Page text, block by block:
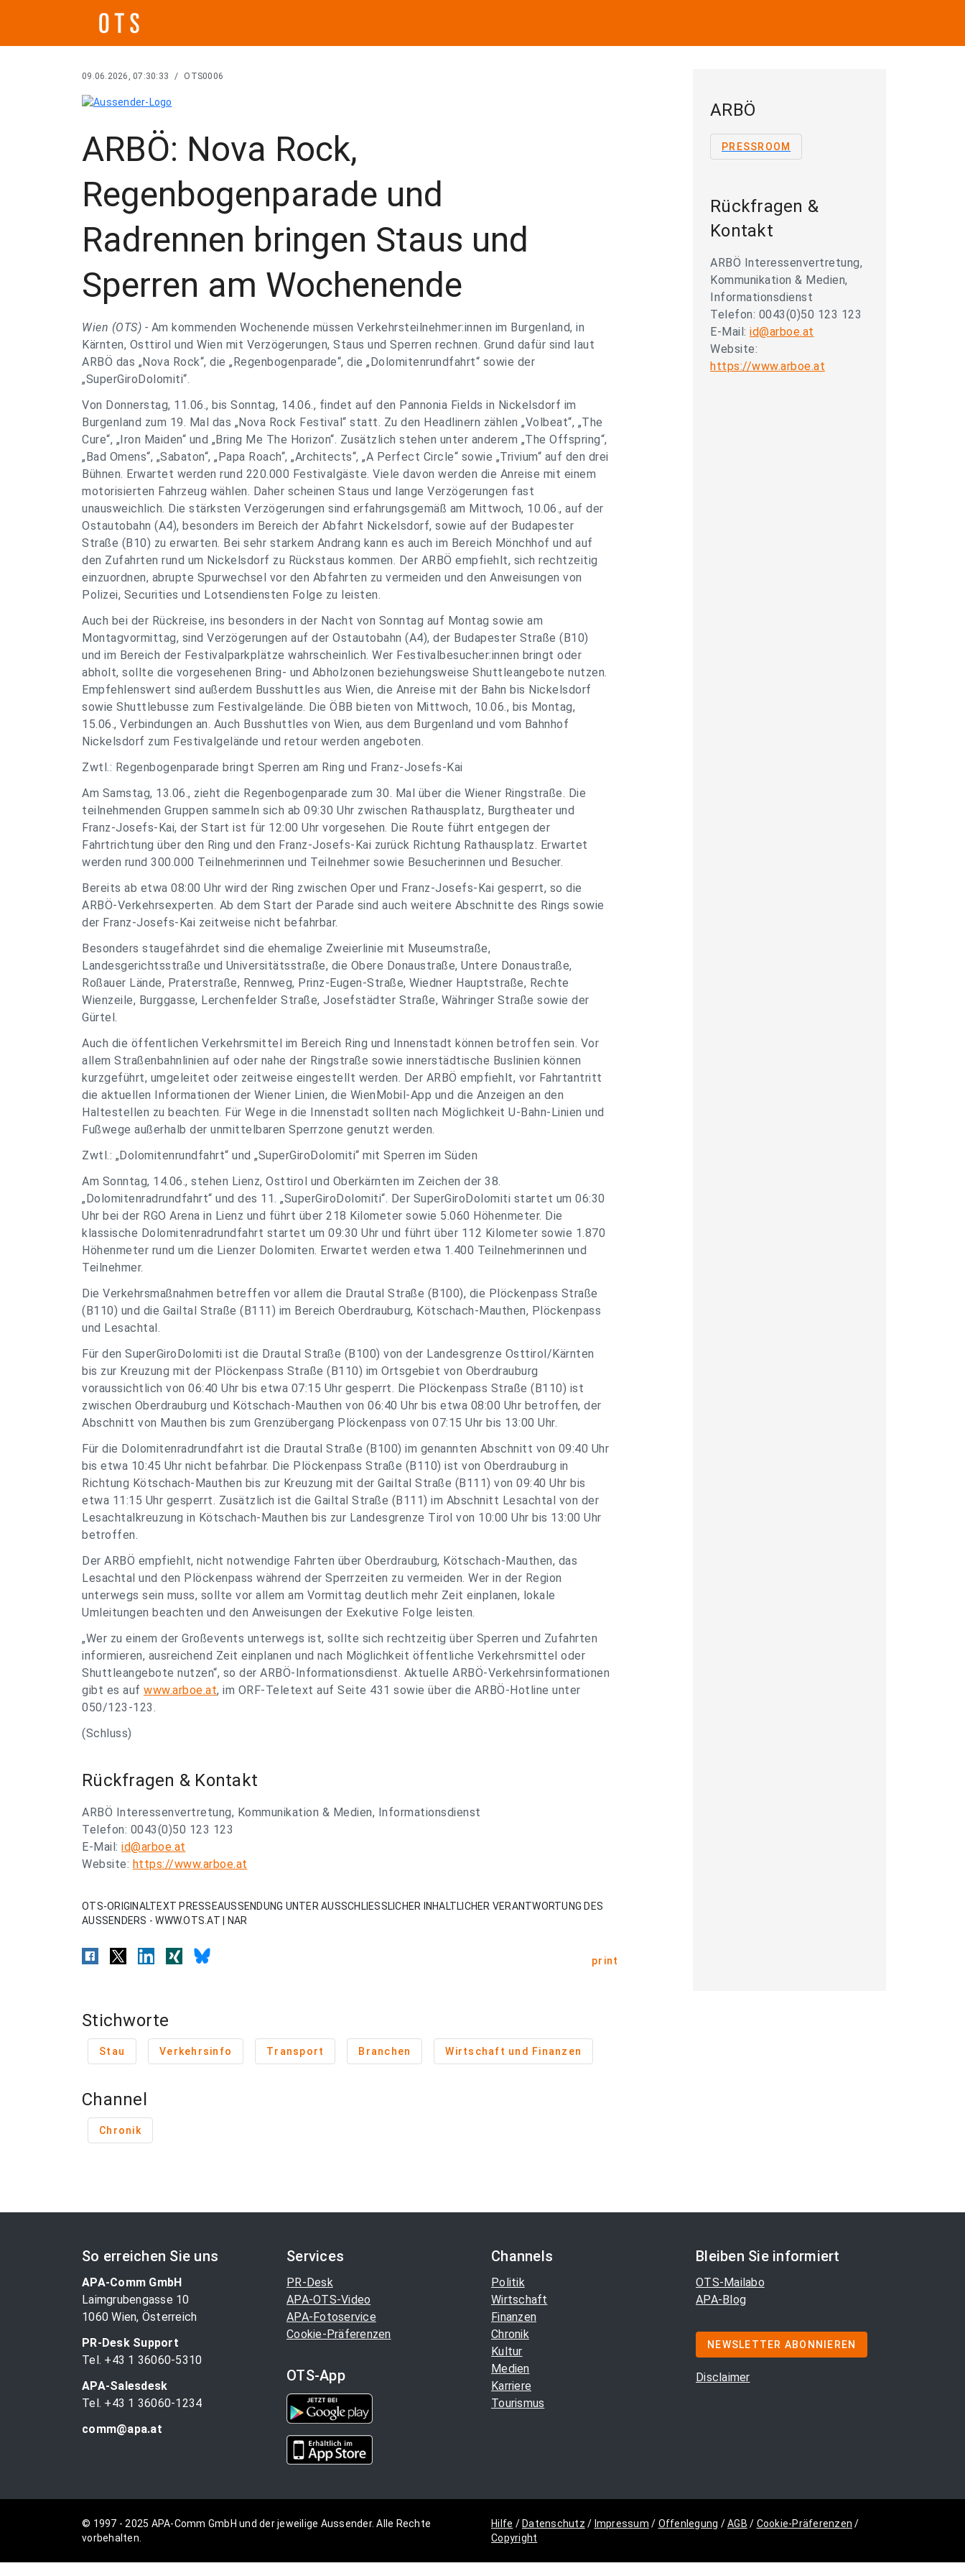
09.06.2026, 07:30:33 / OTS0006
ARBÖ: Nova Rock,
Regenbogenparade und
Radrennen bringen Staus und
Sperren am Wochenende
Wien (OTS) - Am kommenden Wochenende müssen Verkehrsteilnehmer:innen im Burgenland, in
Kärnten, Osttirol und Wien mit Verzögerungen, Staus und Sperren rechnen. Grund dafür sind laut
ARBÖ das „Nova Rock“, die „Regenbogenparade“, die „Dolomitenrundfahrt“ sowie der
„SuperGiroDolomiti“.
Von Donnerstag, 11.06., bis Sonntag, 14.06., findet auf den Pannonia Fields in Nickelsdorf im
Burgenland zum 19. Mal das „Nova Rock Festival“ statt. Zu den Headlinern zählen „Volbeat“, „The
Cure“, „Iron Maiden“ und „Bring Me The Horizon“. Zusätzlich stehen unter anderem „The Offspring“,
„Bad Omens“, „Sabaton“, „Papa Roach“, „Architects“, „A Perfect Circle“ sowie „Trivium“ auf den drei
Bühnen. Erwartet werden rund 220.000 Festivalgäste. Viele davon werden die Anreise mit einem
motorisierten Fahrzeug wählen. Daher scheinen Staus und lange Verzögerungen fast
unausweichlich. Die stärksten Verzögerungen sind erfahrungsgemäß am Mittwoch, 10.06., auf der
Ostautobahn (A4), besonders im Bereich der Abfahrt Nickelsdorf, sowie auf der Budapester
Straße (B10) zu erwarten. Bei sehr starkem Andrang kann es auch im Bereich Mönchhof und auf
den Zufahrten rund um Nickelsdorf zu Rückstaus kommen. Der ARBÖ empfiehlt, sich rechtzeitig
einzuordnen, abrupte Spurwechsel vor den Abfahrten zu vermeiden und den Anweisungen von
Polizei, Securities und Lotsendiensten Folge zu leisten.
Auch bei der Rückreise, ins besonders in der Nacht von Sonntag auf Montag sowie am
Montagvormittag, sind Verzögerungen auf der Ostautobahn (A4), der Budapester Straße (B10)
und im Bereich der Festivalparkplätze wahrscheinlich. Wer Festivalbesucher:innen bringt oder
abholt, sollte die vorgesehenen Bring- und Abholzonen beziehungsweise Shuttleangebote nutzen.
Empfehlenswert sind außerdem Busshuttles aus Wien, die Anreise mit der Bahn bis Nickelsdorf
sowie Shuttlebusse zum Festivalgelände. Die ÖBB bieten von Mittwoch, 10.06., bis Montag,
15.06., Verbindungen an. Auch Busshuttles von Wien, aus dem Burgenland und vom Bahnhof
Nickelsdorf zum Festivalgelände und retour werden angeboten.
Zwtl.: Regenbogenparade bringt Sperren am Ring und Franz-Josefs-Kai
Am Samstag, 13.06., zieht die Regenbogenparade zum 30. Mal über die Wiener Ringstraße. Die
teilnehmenden Gruppen sammeln sich ab 09:30 Uhr zwischen Rathausplatz, Burgtheater und
Franz-Josefs-Kai, der Start ist für 12:00 Uhr vorgesehen. Die Route führt entgegen der
Fahrtrichtung über den Ring und den Franz-Josefs-Kai zurück Richtung Rathausplatz. Erwartet
werden rund 300.000 Teilnehmerinnen und Teilnehmer sowie Besucherinnen und Besucher.
Bereits ab etwa 08:00 Uhr wird der Ring zwischen Oper und Franz-Josefs-Kai gesperrt, so die
ARBÖ-Verkehrsexperten. Ab dem Start der Parade sind auch weitere Abschnitte des Rings sowie
der Franz-Josefs-Kai zeitweise nicht befahrbar.
Besonders staugefährdet sind die ehemalige Zweierlinie mit Museumstraße,
Landesgerichtsstraße und Universitätsstraße, die Obere Donaustraße, Untere Donaustraße,
Roßauer Lände, Praterstraße, Rennweg, Prinz-Eugen-Straße, Wiedner Hauptstraße, Rechte
Wienzeile, Burggasse, Lerchenfelder Straße, Josefstädter Straße, Währinger Straße sowie der
Gürtel.
Auch die öffentlichen Verkehrsmittel im Bereich Ring und Innenstadt können betroffen sein. Vor
allem Straßenbahnlinien auf oder nahe der Ringstraße sowie innerstädtische Buslinien können
kurzgeführt, umgeleitet oder zeitweise eingestellt werden. Der ARBÖ empfiehlt, vor Fahrtantritt
die aktuellen Informationen der Wiener Linien, die WienMobil-App und die Anzeigen an den
Haltestellen zu beachten. Für Wege in die Innenstadt sollten nach Möglichkeit U-Bahn-Linien und
Fußwege außerhalb der unmittelbaren Sperrzone genutzt werden.
Zwtl.: „Dolomitenrundfahrt“ und „SuperGiroDolomiti“ mit Sperren im Süden
Am Sonntag, 14.06., stehen Lienz, Osttirol und Oberkärnten im Zeichen der 38.
„Dolomitenradrundfahrt“ und des 11. „SuperGiroDolomiti“. Der SuperGiroDolomiti startet um 06:30
Uhr bei der RGO Arena in Lienz und führt über 218 Kilometer sowie 5.060 Höhenmeter. Die
klassische Dolomitenradrundfahrt startet um 09:30 Uhr und führt über 112 Kilometer sowie 1.870
Höhenmeter rund um die Lienzer Dolomiten. Erwartet werden etwa 1.400 Teilnehmerinnen und
Teilnehmer.
Die Verkehrsmaßnahmen betreffen vor allem die Drautal Straße (B100), die Plöckenpass Straße
(B110) und die Gailtal Straße (B111) im Bereich Oberdrauburg, Kötschach-Mauthen, Plöckenpass
und Lesachtal.
Für den SuperGiroDolomiti ist die Drautal Straße (B100) von der Landesgrenze Osttirol/Kärnten
bis zur Kreuzung mit der Plöckenpass Straße (B110) im Ortsgebiet von Oberdrauburg
voraussichtlich von 06:40 Uhr bis etwa 07:15 Uhr gesperrt. Die Plöckenpass Straße (B110) ist
zwischen Oberdrauburg und Kötschach-Mauthen von 06:40 Uhr bis etwa 08:00 Uhr betroffen, der
Abschnitt von Mauthen bis zum Grenzübergang Plöckenpass von 07:15 Uhr bis 13:00 Uhr.
Für die Dolomitenradrundfahrt ist die Drautal Straße (B100) im genannten Abschnitt von 09:40 Uhr
bis etwa 10:45 Uhr nicht befahrbar. Die Plöckenpass Straße (B110) ist von Oberdrauburg in
Richtung Kötschach-Mauthen bis zur Kreuzung mit der Gailtal Straße (B111) von 09:40 Uhr bis
etwa 11:15 Uhr gesperrt. Zusätzlich ist die Gailtal Straße (B111) im Abschnitt Lesachtal von der
Lesachtalkreuzung in Kötschach-Mauthen bis zur Landesgrenze Tirol von 10:00 Uhr bis 13:00 Uhr
betroffen.
Der ARBÖ empfiehlt, nicht notwendige Fahrten über Oberdrauburg, Kötschach-Mauthen, das
Lesachtal und den Plöckenpass während der Sperrzeiten zu vermeiden. Wer in der Region
unterwegs sein muss, sollte vor allem am Vormittag deutlich mehr Zeit einplanen, lokale
Umleitungen beachten und den Anweisungen der Exekutive Folge leisten.
„Wer zu einem der Großevents unterwegs ist, sollte sich rechtzeitig über Sperren und Zufahrten
informieren, ausreichend Zeit einplanen und nach Möglichkeit öffentliche Verkehrsmittel oder
Shuttleangebote nutzen“, so der ARBÖ-Informationsdienst. Aktuelle ARBÖ-Verkehrsinformationen
gibt es auf www.arboe.at, im ORF-Teletext auf Seite 431 sowie über die ARBÖ-Hotline unter
050/123-123.
(Schluss)
Rückfragen & Kontakt
ARBÖ Interessenvertretung, Kommunikation & Medien, Informationsdienst
Telefon: 0043(0)50 123 123
E-Mail: id@arboe.at
Website: https://www.arboe.at
OTS-ORIGINALTEXT PRESSEAUSSENDUNG UNTER AUSSCHLIESSLICHER INHALTLICHER VERANTWORTUNG DES
AUSSENDERS - WWW.OTS.AT | NAR
print
Stichworte
Stau Verkehrsinfo Transport Branchen Wirtschaft und Finanzen
Channel
Chronik
ARBÖ
PRESSROOM
Rückfragen &
Kontakt
ARBÖ Interessenvertretung,
Kommunikation & Medien,
Informationsdienst
Telefon: 0043(0)50 123 123
E-Mail: id@arboe.at
Website:
https://www.arboe.at
So erreichen Sie uns
APA-Comm GmbH
Laimgrubengasse 10
1060 Wien, Österreich
PR-Desk Support
Tel. +43 1 36060-5310
APA-Salesdesk
Tel. +43 1 36060-1234
comm@apa.at
Services
PR-Desk
APA-OTS-Video
APA-Fotoservice
Cookie-Präferenzen
OTS-App
Channels
Politik
Wirtschaft
Finanzen
Chronik
Kultur
Medien
Karriere
Tourismus
Bleiben Sie informiert
OTS-Mailabo
APA-Blog
NEWSLETTER ABONNIEREN
Disclaimer
© 1997 - 2025 APA-Comm GmbH und der jeweilige Aussender. Alle Rechte
vorbehalten.
Hilfe / Datenschutz / Impressum / Offenlegung /AGB / Cookie-Präferenzen /
Copyright